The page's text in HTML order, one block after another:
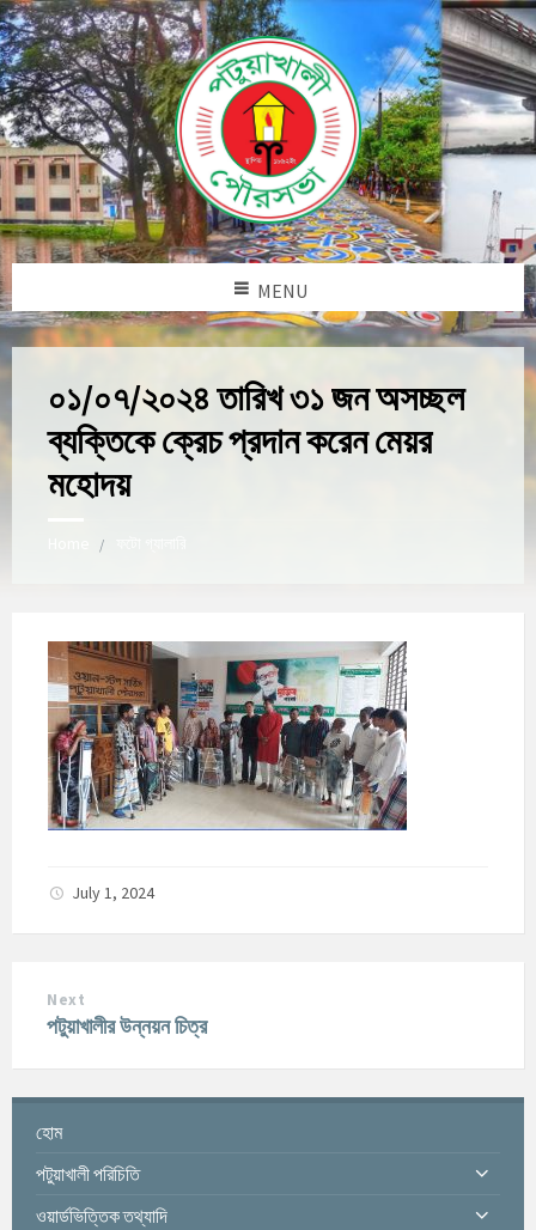
MENU
০১/০৭/২০২৪ তারিখ ৩১ জন অসচ্ছল
ব্যক্তিকে ক্রেচ প্রদান করেন মেয়র
মহোদয়
July 1, 2024
Next
পটুয়াখালীর উন্নয়ন চিত্র
হোম
পটুয়াখালী পরিচিতি
ওয়ার্ডভিত্তিক তথ্যাদি